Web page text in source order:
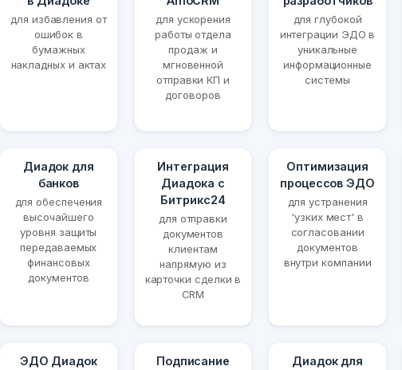
для избавления от
ошибок в
бумажных
накладных и актах
для ускорения
работы отдела
продаж и
мгновенной
отправки КП и
договоров
для глубокой
интеграции ЭДО в
уникальные
информационные
системы
Диадок для
банков
для обеспечения
высочайшего
уровня защиты
передаваемых
финансовых
документов
Интеграция
Диадока с
Битрикс24
для отправки
документов
клиентам
напрямую из
карточки сделки в
CRM
Оптимизация
процессов ЭДО
для устранения
'узких мест' в
согласовании
документов
внутри компании
ЭДО Диадок
Подписание
Диадок для